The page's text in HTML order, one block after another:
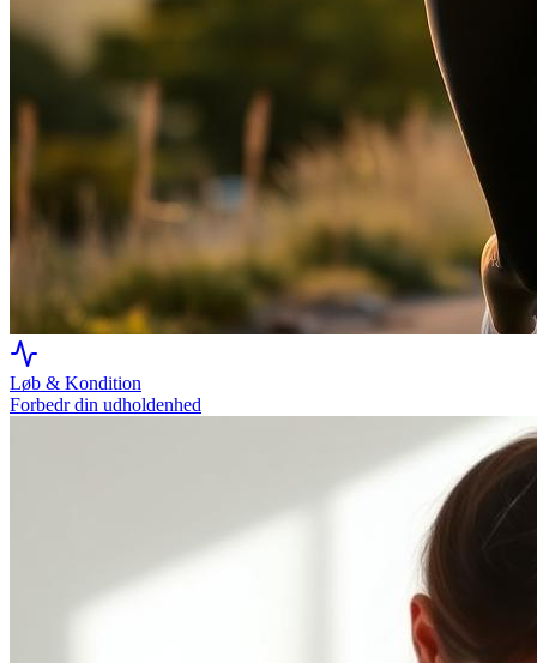
Løb & Kondition
Forbedr din udholdenhed